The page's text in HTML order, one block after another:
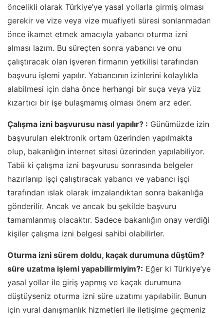
öncelikli olarak Türkiye’ye yasal yollarla girmiş olması
gerekir ve vize veya vize muafiyeti süresi sonlanmadan
önce ikamet etmek amacıyla yabancı oturma izni
alması lazım. Bu süreçten sonra yabancı ve onu
çalıştıracak olan işveren firmanın yetkilisi tarafından
başvuru işlemi yapılır. Yabancının izinlerini kolaylıkla
alabilmesi için daha önce herhangi bir suça veya yüz
kızartıcı bir işe bulaşmamış olması önem arz eder.
Çalışma izni başvurusu nasıl yapılır? : Günümüzde izin
başvuruları elektronik ortam üzerinden yapılmakta
olup, bakanlığın internet sitesi üzerinden yapılabiliyor.
Tabii ki çalışma izni başvurusu sonrasında belgeler
hazırlanıp işçi çalıştıracak yabancı ve yabancı işçi
tarafından ıslak olarak imzalandıktan sonra bakanlığa
gönderilir. Ancak ve ancak bu şekilde başvuru
tamamlanmış olacaktır. Sadece bakanlığın onay verdiği
kişiler çalışma izni belgesi sahibi olabilirler.
Oturma izni sürem doldu, kaçak durumuna düştüm?
süre uzatma işlemi yapabilirmiyim?: Eğer ki Türkiye’ye
yasal yollar ile giriş yapmış ve kaçak durumuna
düştüyseniz oturma izni süre uzatımı yapılabilir. Bunun
için vural danışmanlık hizmetleri ile iletişime geçmeniz